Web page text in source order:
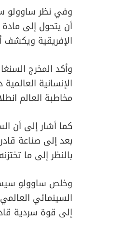
وفي نظر ساوولو
أن يتحول إلى
الإفريقية ويكشف
وأكد المخرج
الإنسانية
مخاطبة العالم
كما أشار إلى أن
بعد إلى صناعة
بالنظر إلى ما
وخلص ساوولو
السينمائي
إلى قوة سردية